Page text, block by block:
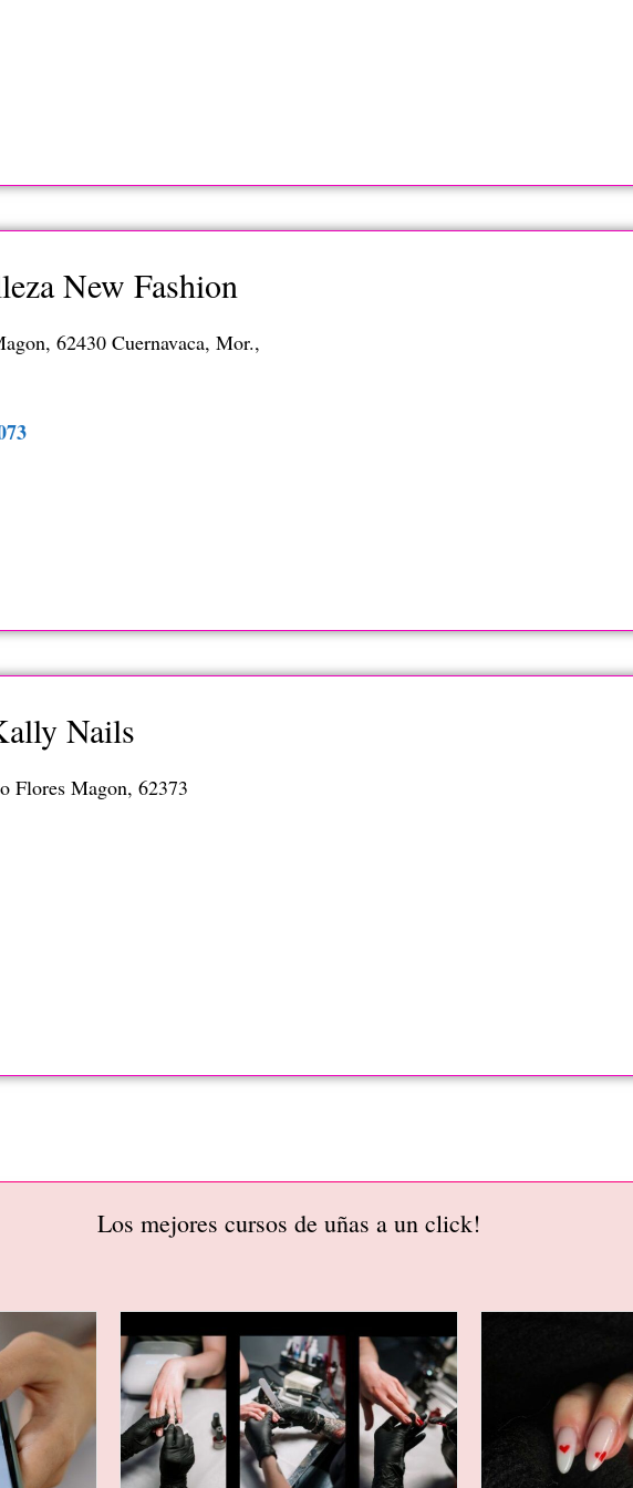
New Fashion
62430 Cuernavaca, Mor.,
Nails
Flores Magon, 62373
Los mejores cursos de uñas a un click!